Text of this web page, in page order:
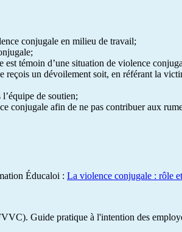
conjugale en milieu de travail;
témoin d’une situation de violence
un dévoilement soit, en référant la
de soutien;
conjugale afin de ne pas contribuer aux
Éducaloi : La violence conjugale : rôle
Guide pratique à l'intention des